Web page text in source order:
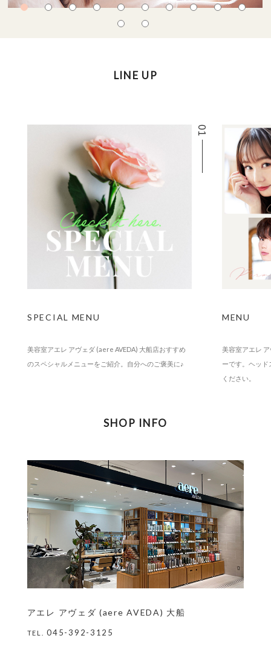
LINE UP
SPECIAL MENU
美容室アエレ アヴェダ (aere AVEDA) 大船店おすすめ
のスペシャルメニューをご紹介。自分へのご褒美に♪
MENU
美容室アエレ
ーです。ヘッ
ください。
SHOP INFO
アエレ アヴェダ (aere AVEDA) 大船
TEL. 045-392-3125